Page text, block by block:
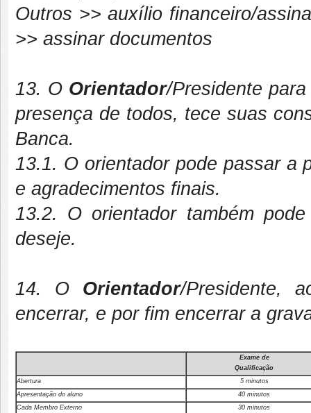
Outros >> auxílio financeiro/
>> assinar documentos
13. O Orientador/Presidente
presença de todos, tece suas
Banca.
13.1. O orientador pode passar a
e agradecimentos finais.
13.2. O orientador também
deseje.
14. O Orientador/Presidente,
encerrar, e por fim encerrar a
Exame de
Qualificação
Abertura 5 minutos
Apresentação do aluno 40 minutos
Cada Membro Externo 30 minutos